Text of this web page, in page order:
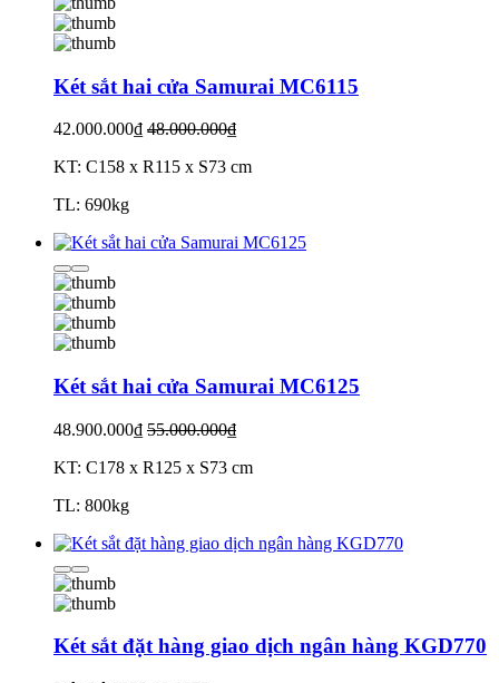
Két sắt hai cửa Samurai MC6115
42.000.000₫ 48.000.000₫
KT: C158 x R115 x S73 cm
TL: 690kg
Két sắt hai cửa Samurai MC6125
48.900.000₫ 55.000.000₫
KT: C178 x R125 x S73 cm
TL: 800kg
Két sắt đặt hàng giao dịch ngân hàng KGD770